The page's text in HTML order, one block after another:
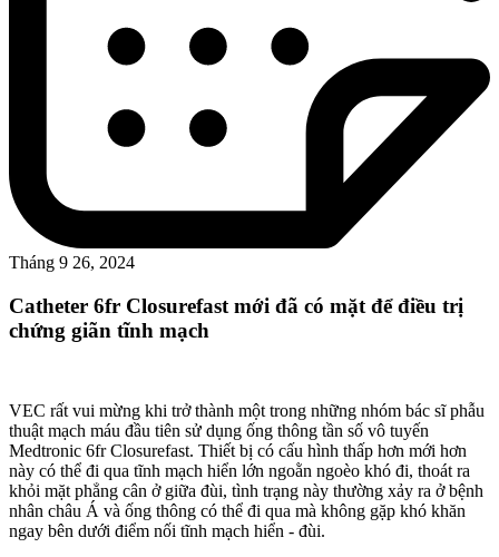
Tháng 9 26, 2024
Catheter 6fr Closurefast mới đã có mặt để điều trị
chứng giãn tĩnh mạch
VEC rất vui mừng khi trở thành một trong những nhóm bác sĩ phẫu
thuật mạch máu đầu tiên sử dụng ống thông tần số vô tuyến
Medtronic 6fr Closurefast. Thiết bị có cấu hình thấp hơn mới hơn
này có thể đi qua tĩnh mạch hiển lớn ngoằn ngoèo khó đi, thoát ra
khỏi mặt phẳng cân ở giữa đùi, tình trạng này thường xảy ra ở bệnh
nhân châu Á và ống thông có thể đi qua mà không gặp khó khăn
ngay bên dưới điểm nối tĩnh mạch hiển - đùi.